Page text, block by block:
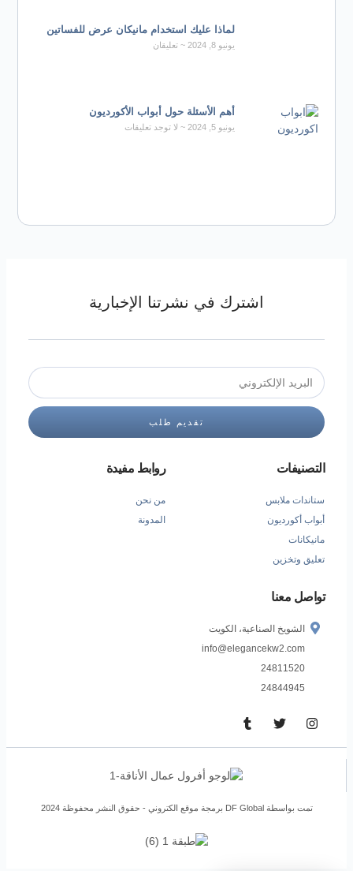
لماذا عليك استخدام مانيكان عرض للفساتين
يونيو 8, 2024 تعليقان
أهم الأسئلة حول أبواب الأكورديون
يونيو 5, 2024 لا توجد تعليقات
اشترك في نشرتنا الإخبارية
تقديم طلب
التصنيفات
ستاندات ملابس
أبواب أكورديون
مانيكانات
تعليق وتخزين
روابط مفيدة
من نحن
المدونة
تواصل معنا
الشويخ الصناعية، الكويت
info@elegancekw2.com
24811520
24844945
تمت بواسطة DF Global برمجة موقع الكتروني - حقوق النشر محفوظة 2024